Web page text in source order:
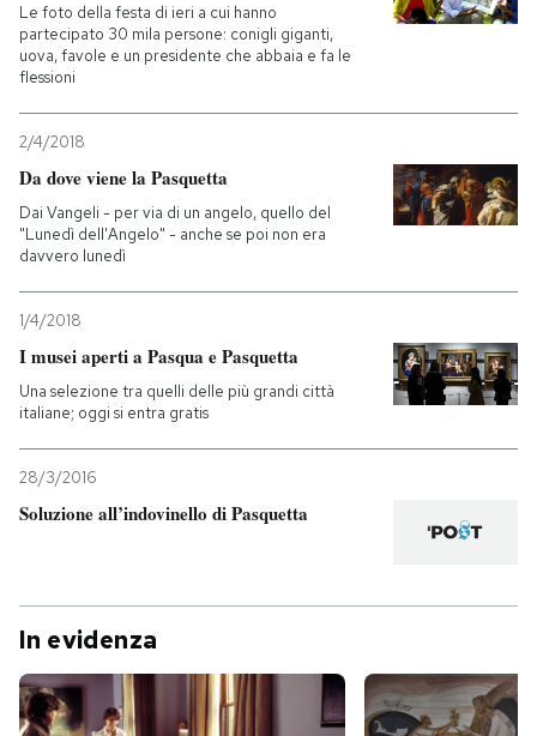
Le foto della festa di ieri a cui hanno
partecipato 30 mila persone: conigli giganti,
uova, favole e un presidente che abbaia e fa le
flessioni
2/4/2018
Da dove viene la Pasquetta
Dai Vangeli - per via di un angelo, quello del
"Lunedì dell'Angelo" - anche se poi non era
davvero lunedì
1/4/2018
I musei aperti a Pasqua e Pasquetta
Una selezione tra quelli delle più grandi città
italiane; oggi si entra gratis
28/3/2016
Soluzione all’indovinello di Pasquetta
In evidenza